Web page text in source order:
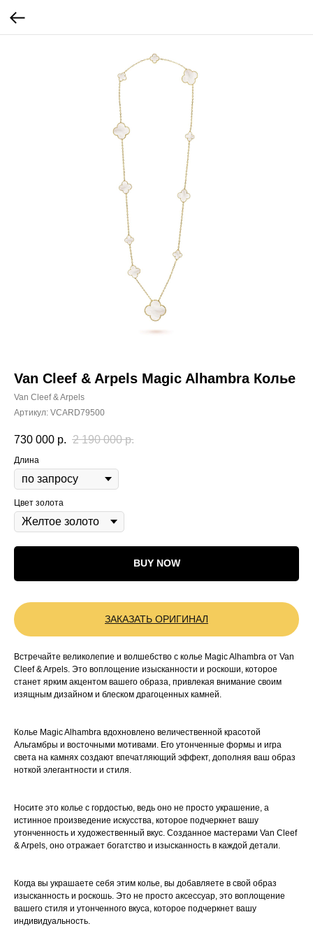
Van Cleef & Arpels Magic Alhambra Колье
Van Cleef & Arpels
Артикул: VCARD79500
730 000 р. 2 190 000 р.
Длина
Цвет золота
BUY NOW
ЗАКАЗАТЬ ОРИГИНАЛ
Встречайте великолепие и волшебство с колье Magic Alhambra от Van
Cleef & Arpels. Это воплощение изысканности и роскоши, которое
станет ярким акцентом вашего образа, привлекая внимание своим
изящным дизайном и блеском драгоценных камней.
Колье Magic Alhambra вдохновлено величественной красотой
Альгамбры и восточными мотивами. Его утонченные формы и игра
света на камнях создают впечатляющий эффект, дополняя ваш образ
ноткой элегантности и стиля.
Носите это колье с гордостью, ведь оно не просто украшение, а
истинное произведение искусства, которое подчеркнет вашу
утонченность и художественный вкус. Созданное мастерами Van Cleef
& Arpels, оно отражает богатство и изысканность в каждой детали.
Когда вы украшаете себя этим колье, вы добавляете в свой образ
изысканность и роскошь. Это не просто аксессуар, это воплощение
вашего стиля и утонченного вкуса, которое подчеркнет вашу
индивидуальность.